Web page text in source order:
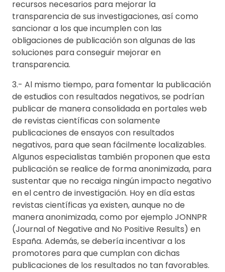
recursos necesarios para mejorar la
transparencia de sus investigaciones, así como
sancionar a los que incumplen con las
obligaciones de publicación son algunas de las
soluciones para conseguir mejorar en
transparencia.
3.- Al mismo tiempo, para fomentar la publicación
de estudios con resultados negativos, se podrían
publicar de manera consolidada en portales web
de revistas científicas con solamente
publicaciones de ensayos con resultados
negativos, para que sean fácilmente localizables.
Algunos especialistas también proponen que esta
publicación se realice de forma anonimizada, para
sustentar que no recaiga ningún impacto negativo
en el centro de investigación. Hoy en día estas
revistas científicas ya existen, aunque no de
manera anonimizada, como por ejemplo JONNPR
(Journal of Negative and No Positive Results) en
España. Además, se debería incentivar a los
promotores para que cumplan con dichas
publicaciones de los resultados no tan favorables.